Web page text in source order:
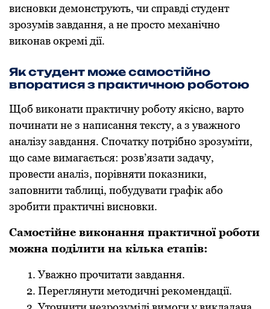
висновки демонструють, чи справді студент
зрозумів завдання, а не просто механічно
виконав окремі дії.
Як студент може самостійно
впоратися з практичною роботою
Щоб виконати практичну роботу якісно, варто
починати не з написання тексту, а з уважного
аналізу завдання. Спочатку потрібно зрозуміти,
що саме вимагається: розв’язати задачу,
провести аналіз, порівняти показники,
заповнити таблиці, побудувати графік або
зробити практичні висновки.
Самостійне виконання практичної роботи
можна поділити на кілька етапів:
Уважно прочитати завдання.
Переглянути методичні рекомендації.